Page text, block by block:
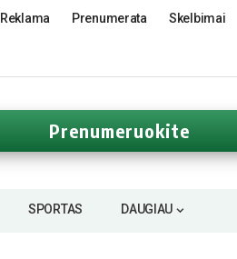
Reklama Prenumerata Skelbimai
Prenumeruokite
SPORTAS DAUGIAU